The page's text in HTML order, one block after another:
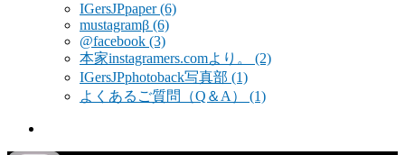
IGersJPpaper(6)
mustagramβ (6)
@facebook (3)
本家instagramers.comより。 (2)
IGersJPphotoback写真部 (1)
よくあるご質問（Q＆A） (1)